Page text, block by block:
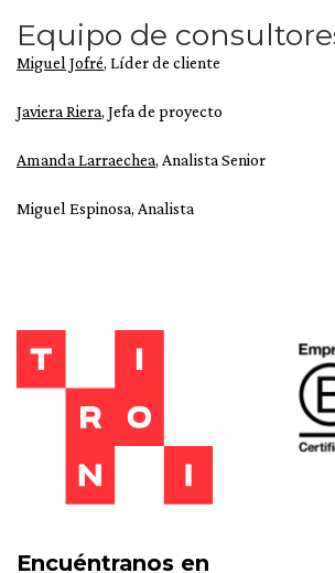
Equipo de
Miguel Jofré, Líder de cliente
Javiera Riera, Jefa de proyecto
Amanda Larraechea, Analista Senior
Miguel Espinosa, Analista
Encuéntranos en